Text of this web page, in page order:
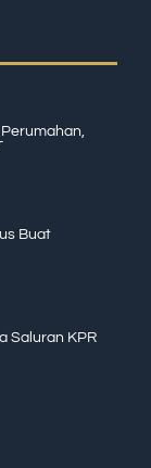
Buat
Saluran KPR